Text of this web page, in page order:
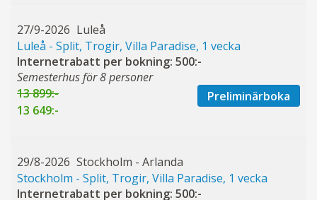
27/9-2026 Luleå
Luleå - Split, Trogir, Villa Paradise, 1 vecka
Internetrabatt per bokning: 500:-
Semesterhus för 8 personer
13 899:-
13 649:-
Preliminärboka
29/8-2026 Stockholm - Arlanda
Stockholm - Split, Trogir, Villa Paradise, 1 vecka
Internetrabatt per bokning: 500:-